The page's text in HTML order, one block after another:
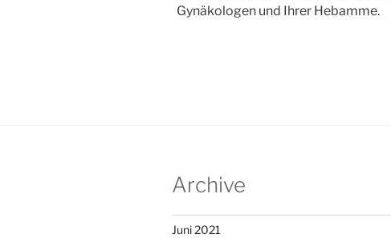
Gynäkologen und Ihrer Hebamme.
Archive
Juni 2021